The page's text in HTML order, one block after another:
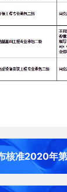
核准2020年